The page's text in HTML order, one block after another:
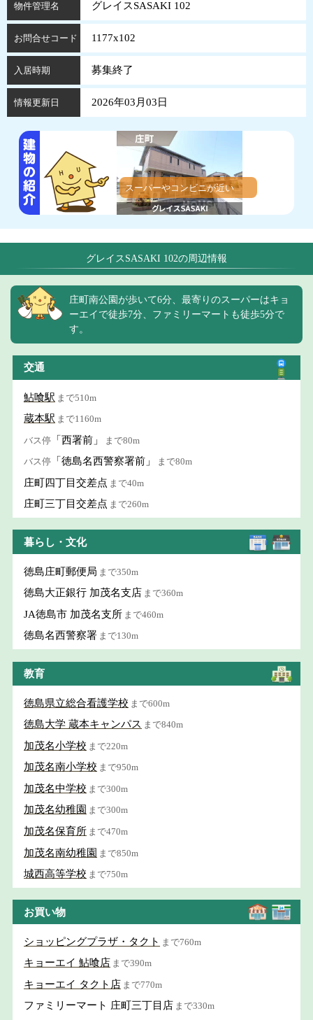
物件管理名 グレイスSASAKI 102
お問合せコード 1177x102
入居時期 募集終了
情報更新日 2026年03月03日
スーパーやコンビニが近い
グレイスSASAKI 102の周辺情報
庄町南公園が歩いて6分、最寄りのスーパーはキョ
ーエイで徒歩7分、ファミリーマートも徒歩5分で
す。
交通
鮎喰駅 まで510m
蔵本駅 まで1160m
バス停 「西署前」 まで80m
バス停 「徳島名西警察署前」 まで80m
庄町四丁目交差点 まで40m
庄町三丁目交差点 まで260m
暮らし・文化
徳島庄町郵便局 まで350m
徳島大正銀行 加茂名支店 まで360m
JA徳島市 加茂名支所 まで460m
徳島名西警察署 まで130m
教育
徳島県立総合看護学校 まで600m
徳島大学 蔵本キャンパス まで840m
加茂名小学校 まで220m
加茂名南小学校 まで950m
加茂名中学校 まで300m
加茂名幼稚園 まで300m
加茂名保育所 まで470m
加茂名南幼稚園 まで850m
城西高等学校 まで750m
お買い物
ショッピングプラザ・タクト まで760m
キョーエイ 鮎喰店 まで390m
キョーエイ タクト店 まで770m
ファミリーマート 庄町三丁目店 まで330m